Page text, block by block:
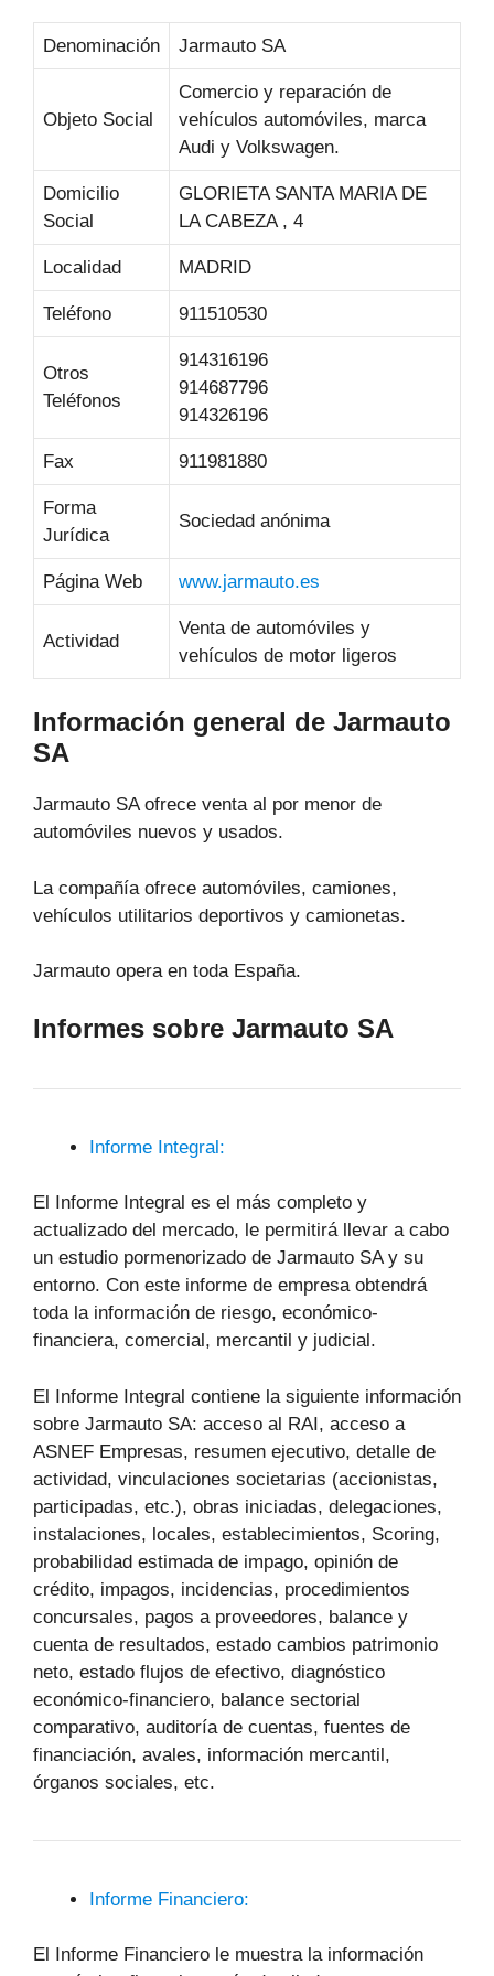
Denominación Jarmauto SA
Objeto Social
Comercio y reparación de
vehículos automóviles, marca
Audi y Volkswagen.
Domicilio
Social
GLORIETA SANTA MARIA DE
LA CABEZA , 4
Localidad MADRID
Teléfono 911510530
Otros
Teléfonos
914316196
914687796
914326196
Fax 911981880
Forma
Jurídica
Sociedad anónima
Página Web www.jarmauto.es
Actividad
Venta de automóviles y
vehículos de motor ligeros
Información general de Jarmauto
SA
Jarmauto SA ofrece venta al por menor de
automóviles nuevos y usados.
La compañía ofrece automóviles, camiones,
vehículos utilitarios deportivos y camionetas.
Jarmauto opera en toda España.
Informes sobre Jarmauto SA
Informe Integral:
El Informe Integral es el más completo y
actualizado del mercado, le permitirá llevar a cabo
un estudio pormenorizado de Jarmauto SA y su
entorno. Con este informe de empresa obtendrá
toda la información de riesgo, económico-
financiera, comercial, mercantil y judicial.
El Informe Integral contiene la siguiente información
sobre Jarmauto SA: acceso al RAI, acceso a
ASNEF Empresas, resumen ejecutivo, detalle de
actividad, vinculaciones societarias (accionistas,
participadas, etc.), obras iniciadas, delegaciones,
instalaciones, locales, establecimientos, Scoring,
probabilidad estimada de impago, opinión de
crédito, impagos, incidencias, procedimientos
concursales, pagos a proveedores, balance y
cuenta de resultados, estado cambios patrimonio
neto, estado flujos de efectivo, diagnóstico
económico-financiero, balance sectorial
comparativo, auditoría de cuentas, fuentes de
financiación, avales, información mercantil,
órganos sociales, etc.
Informe Financiero:
El Informe Financiero le muestra la información